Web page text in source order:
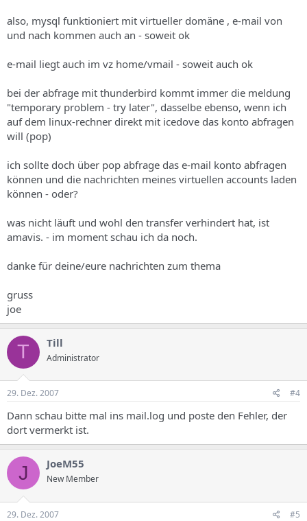
also, mysql funktioniert mit virtueller domäne , e-mail von
und nach kommen auch an - soweit ok
e-mail liegt auch im vz home/vmail - soweit auch ok
bei der abfrage mit thunderbird kommt immer die meldung
"temporary problem - try later", dasselbe ebenso, wenn ich
auf dem linux-rechner direkt mit icedove das konto abfragen
will (pop)
ich sollte doch über pop abfrage das e-mail konto abfragen
können und die nachrichten meines virtuellen accounts laden
können - oder?
was nicht läuft und wohl den transfer verhindert hat, ist
amavis. - im moment schau ich da noch.
danke für deine/eure nachrichten zum thema
gruss
joe
T Till
Administrator
29. Dez. 2007 #4
Dann schau bitte mal ins mail.log und poste den Fehler, der
dort vermerkt ist.
J JoeM55
New Member
29. Dez. 2007 #5